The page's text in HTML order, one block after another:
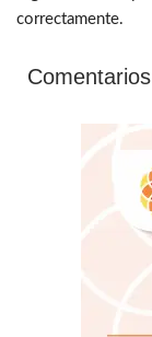
correctamente.
Comentarios